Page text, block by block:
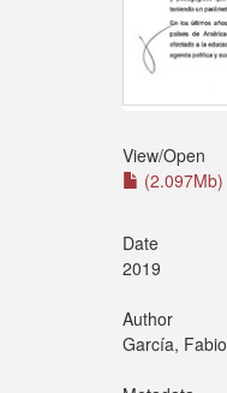
View/Open
(2.097Mb)
Date
2019
Author
García, Fabio